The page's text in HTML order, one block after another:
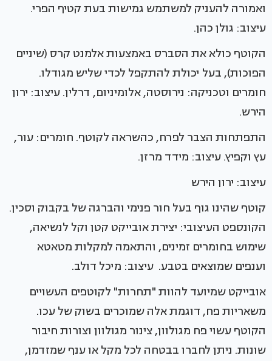
ואמורה להעניק למשתמש גמישות בעת קטיף הפרי.
עיצוב: גולן כהן.
הקוטף כולא את הסברס באמצעות אלמנט קרס (שיניים
הפוכות), בעל יכולת להתקפל לכדי שליש מגודלו.
חומרים וטכניקה: נירוסטה, אלומיניום, דרלין. עיצוב: ירון
הירש.
התפתחות הצבר לפרח, כהשראה לקוטף. חומרים: עור,
עץ וקפיץ. עיצוב: מידד מרזן.
עיצוב: ירון הירש
קוטף שהינו גוף בעל חור פנימי והברגה של בקבוק וסכין.
הקונספט העיצובי: יצירת אובייקט קטן וקל לנשיאה,
שימוש בחומרים זמינים, והתאמה למקלות מטאטא
וענפים שמוצאים בטבע. עיצוב: מיכל דולב.
אובייקט שמיועד להוות "תחרות" לקוטפים העשויים
משאריות פח, דוגמת אלה שמוכרים בשוק של עכו.
הקוטף עשוי פח מגולוון, צינור מגולוון וצורות חיבור
שונות. ניתן לחברו בבטחה לכל מקל או ענף שמזדמן,